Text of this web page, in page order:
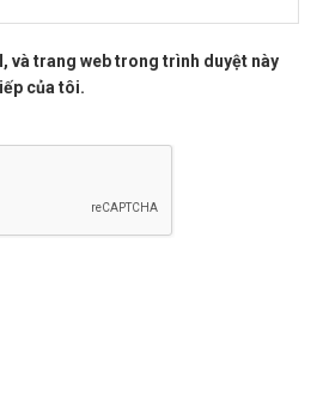
và trang web trong trình duyệt này
của tôi.